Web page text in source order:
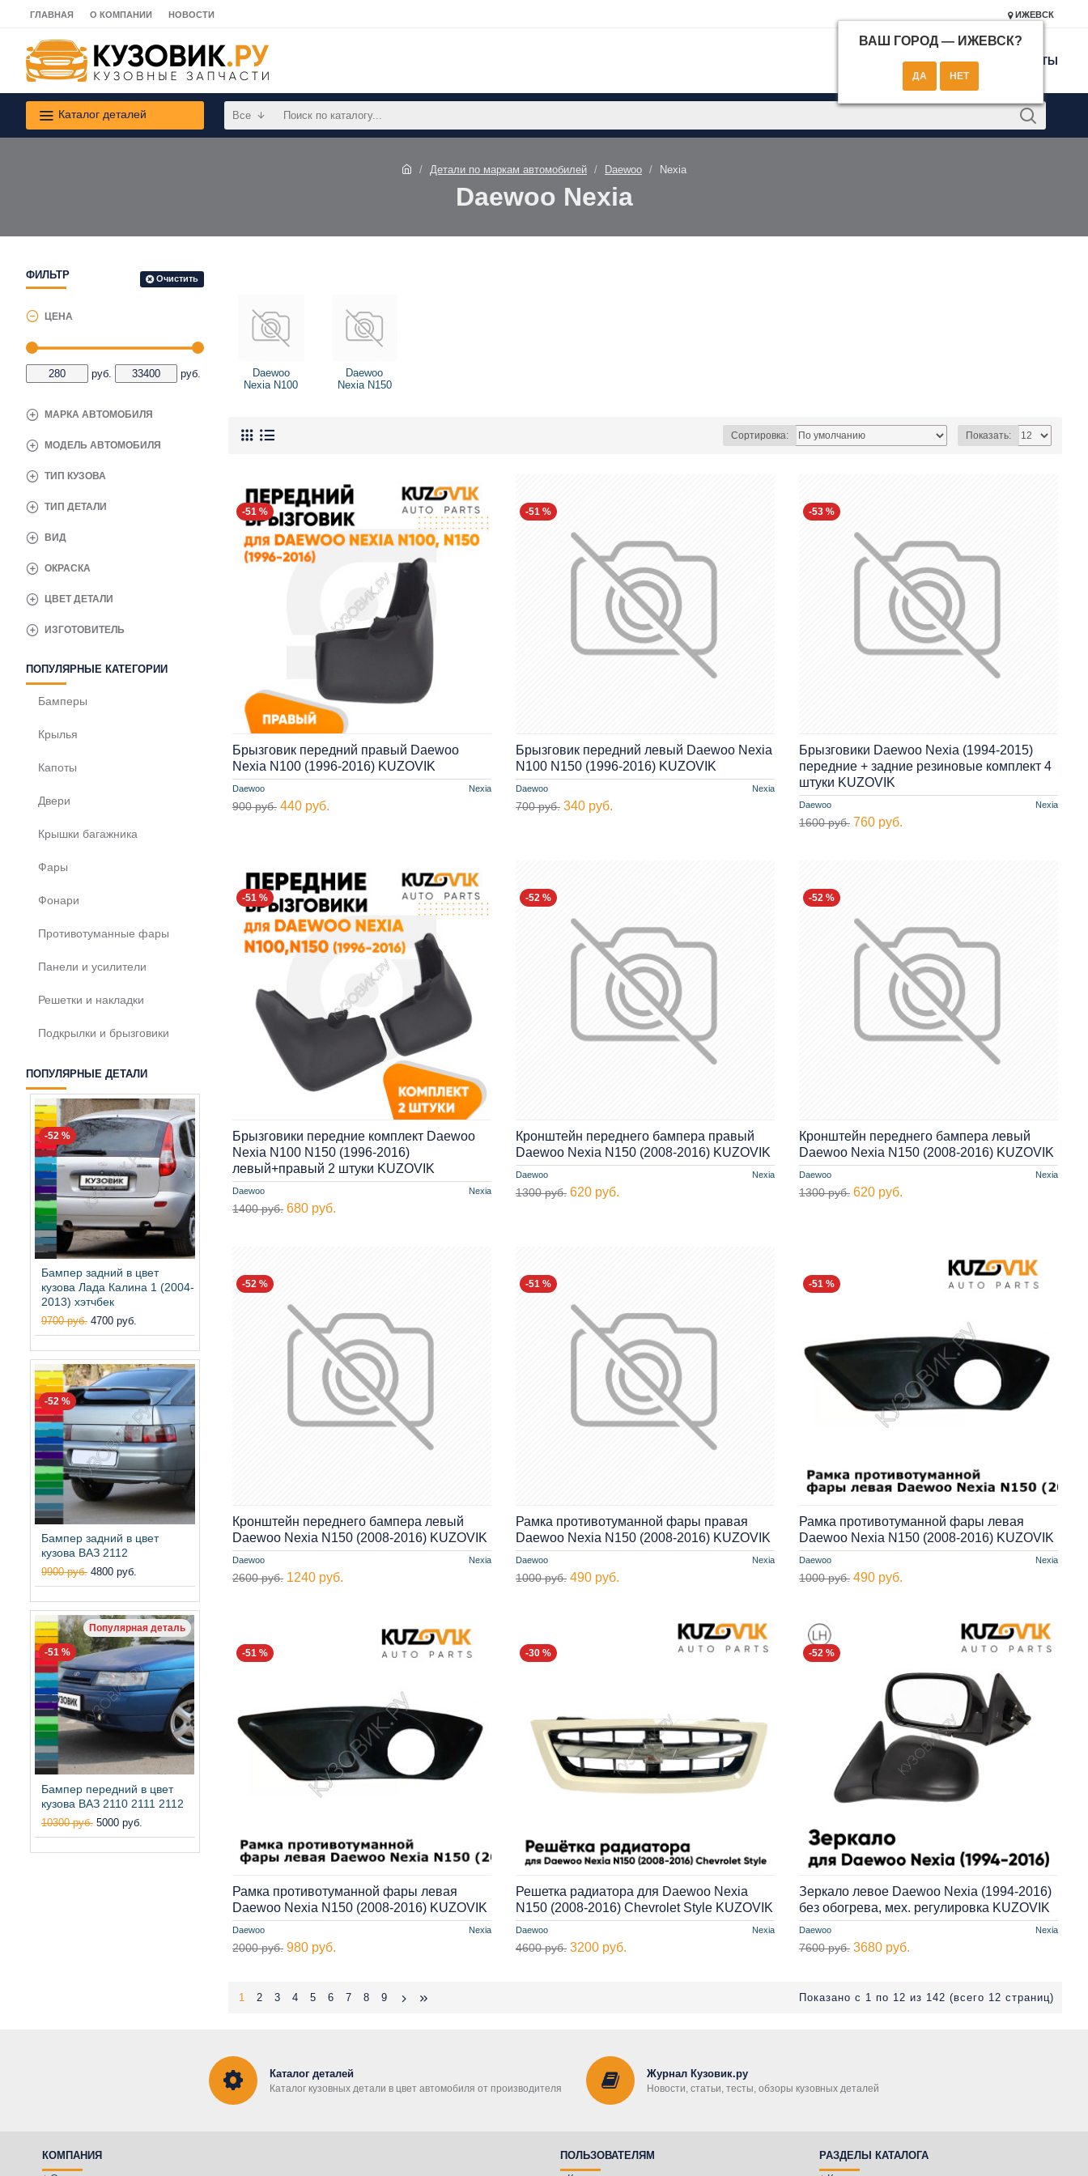
ГЛАВНАЯ О КОМПАНИИ НОВОСТИ ИЖЕВСК
ВАШ ГОРОД — ИЖЕВСК?
КОНТАКТЫ
Каталог деталей Все
Детали по маркам автомобилей Daewoo Nexia
Daewoo Nexia
ФИЛЬТР Очистить
ЦЕНА
руб. руб.
МАРКА АВТОМОБИЛЯ
ВИД
ИЗГОТОВИТЕЛЬ
МОДЕЛЬ АВТОМОБИЛЯ
ОКРАСКА
ТИП ДЕТАЛИ
ТИП КУЗОВА
ЦВЕТ ДЕТАЛИ
ПОПУЛЯРНЫЕ КАТЕГОРИИ
Бамперы
Крылья
Капоты
Двери
Крышки багажника
Фары
Фонари
Противотуманные фары
Панели и усилители
Решетки и накладки
Подкрылки и брызговики
ПОПУЛЯРНЫЕ ДЕТАЛИ
-52 %
Бампер задний в цвет
кузова Лада Калина 1 (2004-
2013) хэтчбек
9700 руб. 4700 руб.
-52 %
Бампер задний в цвет
кузова ВАЗ 2112
9900 руб. 4800 руб.
Популярная деталь
-51 %
Бампер передний в цвет
кузова ВАЗ 2110 2111 2112
10300 руб. 5000 руб.
Daewoo
Nexia N100
Daewoo
Nexia N150
Сортировка: Показать:
-51 %
Daewoo Nexia
Брызговик передний правый Daewoo
Nexia N100 (1996-2016) KUZOVIK
900 руб. 440 руб.
-51 %
Daewoo Nexia
Брызговик передний левый Daewoo Nexia
N100 N150 (1996-2016) KUZOVIK
700 руб. 340 руб.
-53 %
Daewoo Nexia
Брызговики Daewoo Nexia (1994-2015)
передние + задние резиновые комплект 4
штуки KUZOVIK
1600 руб. 760 руб.
-51 %
Daewoo Nexia
Брызговики передние комплект Daewoo
Nexia N100 N150 (1996-2016)
левый+правый 2 штуки KUZOVIK
1400 руб. 680 руб.
-52 %
Daewoo Nexia
Кронштейн переднего бампера правый
Daewoo Nexia N150 (2008-2016) KUZOVIK
1300 руб. 620 руб.
-52 %
Daewoo Nexia
Кронштейн переднего бампера левый
Daewoo Nexia N150 (2008-2016) KUZOVIK
1300 руб. 620 руб.
-52 %
Daewoo Nexia
Кронштейн переднего бампера левый
Daewoo Nexia N150 (2008-2016) KUZOVIK
2600 руб. 1240 руб.
-51 %
Daewoo Nexia
Рамка противотуманной фары правая
Daewoo Nexia N150 (2008-2016) KUZOVIK
1000 руб. 490 руб.
-51 %
Daewoo Nexia
Рамка противотуманной фары левая
Daewoo Nexia N150 (2008-2016) KUZOVIK
1000 руб. 490 руб.
-51 %
Daewoo Nexia
Рамка противотуманной фары левая
Daewoo Nexia N150 (2008-2016) KUZOVIK
2000 руб. 980 руб.
-30 %
Daewoo Nexia
Решетка радиатора для Daewoo Nexia
N150 (2008-2016) Chevrolet Style KUZOVIK
4600 руб. 3200 руб.
-52 %
Daewoo Nexia
Зеркало левое Daewoo Nexia (1994-2016)
без обогрева, мех. регулировка KUZOVIK
7600 руб. 3680 руб.
1 2 3 4 5 6 7 8 9 Показано с 1 по 12 из 142 (всего 12 страниц)
Каталог деталей
Каталог кузовных детали в цвет автомобиля от производителя
Журнал Кузовик.ру
Новости, статьи, тесты, обзоры кузовных деталей
КОМПАНИЯ
ПОЛЬЗОВАТЕЛЯМ
РАЗДЕЛЫ КАТАЛОГА